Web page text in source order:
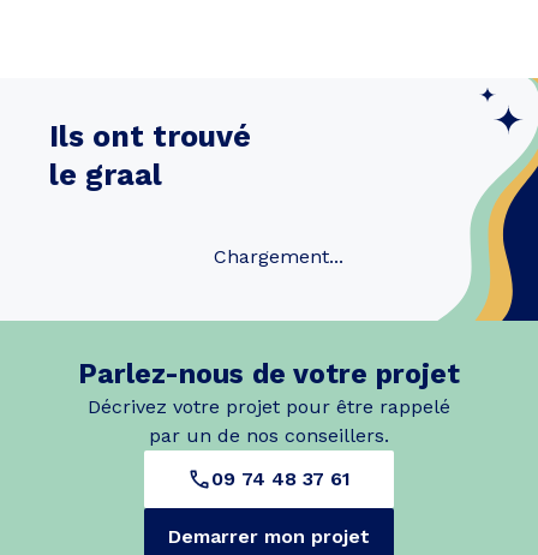
Ils ont trouvé
le graal
Chargement...
Parlez-nous de votre projet
Décrivez votre projet pour être rappelé
par un de nos conseillers.
09 74 48 37 61
Demarrer mon projet